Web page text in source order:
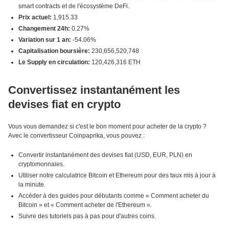
smart contracts et de l'écosystème DeFi.
Prix actuel: 1,915.33
Changement 24h: 0.27%
Variation sur 1 an: -54.06%
Capitalisation boursière: 230,656,520,748
Le Supply en circulation: 120,426,316 ETH
Convertissez instantanément les
devises fiat en crypto
Vous vous demandez si c'est le bon moment pour acheter de la crypto ?
Avec le convertisseur Coinpaprika, vous pouvez :
Convertir instantanément des devises fiat (USD, EUR, PLN) en
cryptomonnaies.
Utiliser notre calculatrice Bitcoin et Ethereum pour des taux mis à jour à
la minute.
Accéder à des guides pour débutants comme « Comment acheter du
Bitcoin » et « Comment acheter de l'Ethereum ».
Suivre des tutoriels pas à pas pour d'autres coins.